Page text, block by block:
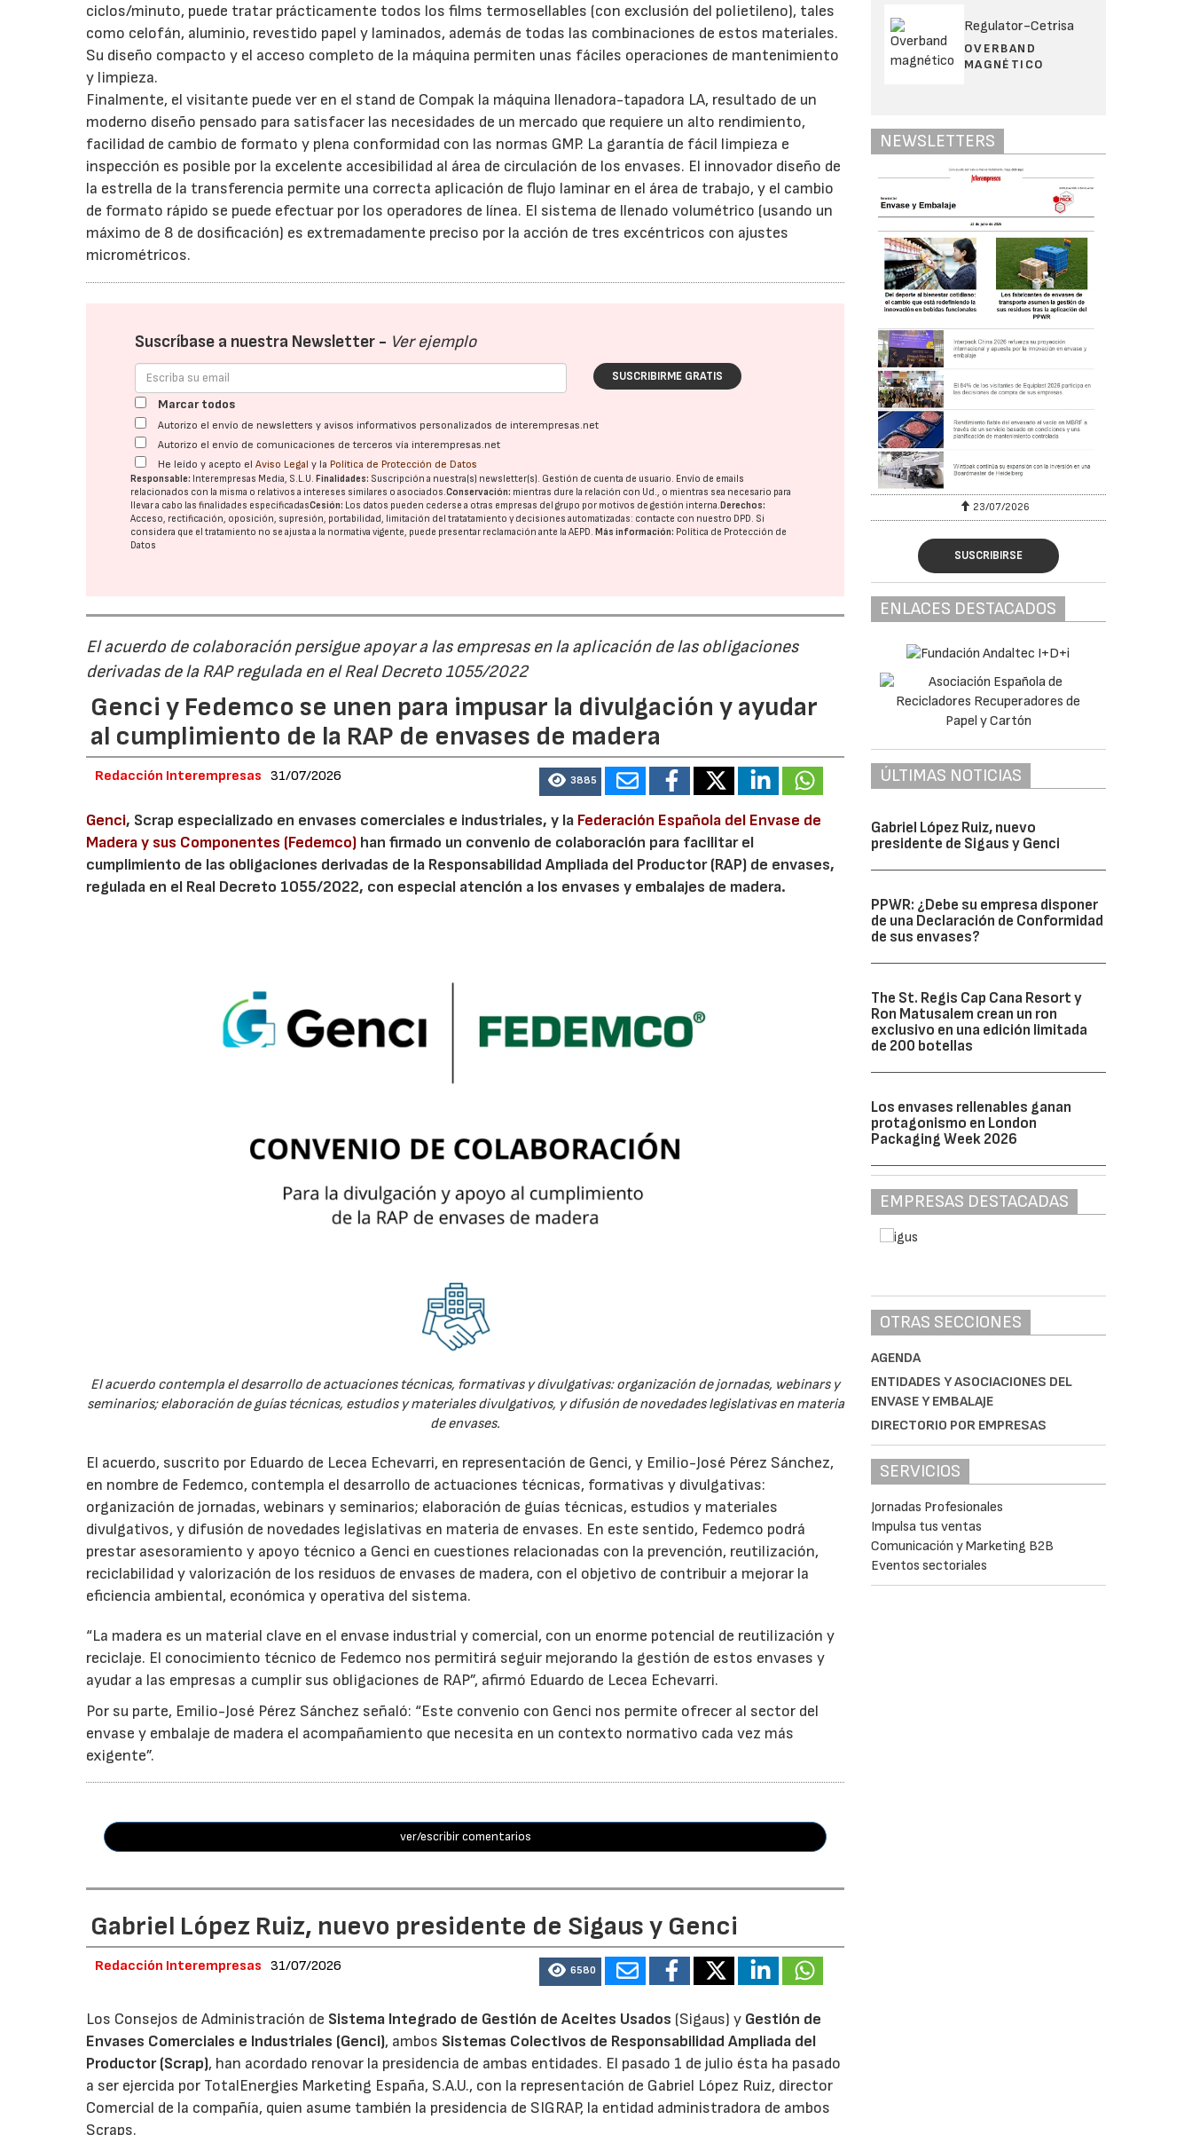
ciclos/minuto, puede tratar prácticamente todos los films termosellables (con exclusión del polietileno), tales
como celofán, aluminio, revestido papel y laminados, además de todas las combinaciones de estos materiales.
Su diseño compacto y el acceso completo de la máquina permiten unas fáciles operaciones de mantenimiento
y limpieza.
Finalmente, el visitante puede ver en el stand de Compak la máquina llenadora-tapadora LA, resultado de un
moderno diseño pensado para satisfacer las necesidades de un mercado que requiere un alto rendimiento,
facilidad de cambio de formato y plena conformidad con las normas GMP. La garantía de fácil limpieza e
inspección es posible por la excelente accesibilidad al área de circulación de los envases. El innovador diseño de
la estrella de la transferencia permite una correcta aplicación de flujo laminar en el área de trabajo, y el cambio
de formato rápido se puede efectuar por los operadores de línea. El sistema de llenado volumétrico (usando un
máximo de 8 de dosificación) es extremadamente preciso por la acción de tres excéntricos con ajustes
micrométricos.
Suscríbase a nuestra Newsletter - Ver ejemplo
SUSCRIBIRME GRATIS
Marcar todos
Autorizo el envío de newsletters y avisos informativos personalizados de interempresas.net
Autorizo el envío de comunicaciones de terceros vía interempresas.net
He leído y acepto elAviso Legal y la Política de Protección de Datos
Responsable: Interempresas Media, S.L.U.Finalidades: Suscripción a nuestra(s) newsletter(s). Gestión de cuenta de usuario. Envío de emails
relacionados con la misma o relativos a intereses similares o asociados.Conservación: mientras dure la relación con Ud., o mientras sea necesario para
llevar a cabo las finalidades especificadasCesión: Los datos pueden cederse a otras empresas del grupo por motivos de gestión interna.Derechos:
Acceso, rectificación, oposición, supresión, portabilidad, limitación del tratatamiento y decisiones automatizadas: contacte con nuestro DPD. Si
considera que el tratamiento no se ajusta a la normativa vigente, puede presentar reclamación ante laAEPD.Más información: Política de Protección de
Datos
El acuerdo de colaboración persigue apoyar a las empresas en la aplicación de las obligaciones
derivadas de la RAP regulada en el Real Decreto 1055/2022
Genci y Fedemco se unen para impusar la divulgación y ayudar
al cumplimiento de la RAP de envases de madera
Redacción Interempresas 31/07/2026 3885
Genci, Scrap especializado en envases comerciales e industriales, y la Federación Española del Envase de
Madera y sus Componentes (Fedemco) han firmado un convenio de colaboración para facilitar el
cumplimiento de las obligaciones derivadas de la Responsabilidad Ampliada del Productor (RAP) de envases,
regulada en el Real Decreto 1055/2022, con especial atención a los envases y embalajes de madera.
El acuerdo contempla el desarrollo de actuaciones técnicas, formativas y divulgativas: organización de jornadas, webinars y
seminarios; elaboración de guías técnicas, estudios y materiales divulgativos, y difusión de novedades legislativas en materia
de envases.
El acuerdo, suscrito por Eduardo de Lecea Echevarri, en representación de Genci, y Emilio-José Pérez Sánchez,
en nombre de Fedemco, contempla el desarrollo de actuaciones técnicas, formativas y divulgativas:
organización de jornadas, webinars y seminarios; elaboración de guías técnicas, estudios y materiales
divulgativos, y difusión de novedades legislativas en materia de envases. En este sentido, Fedemco podrá
prestar asesoramiento y apoyo técnico a Genci en cuestiones relacionadas con la prevención, reutilización,
reciclabilidad y valorización de los residuos de envases de madera, con el objetivo de contribuir a mejorar la
eficiencia ambiental, económica y operativa del sistema.
“La madera es un material clave en el envase industrial y comercial, con un enorme potencial de reutilización y
reciclaje. El conocimiento técnico de Fedemco nos permitirá seguir mejorando la gestión de estos envases y
ayudar a las empresas a cumplir sus obligaciones de RAP”, afirmó Eduardo de Lecea Echevarri.
Por su parte, Emilio-José Pérez Sánchez señaló: “Este convenio con Genci nos permite ofrecer al sector del
envase y embalaje de madera el acompañamiento que necesita en un contexto normativo cada vez más
exigente”.
ver/escribir comentarios
Gabriel López Ruiz, nuevo presidente de Sigaus y Genci
Redacción Interempresas 31/07/2026 6580
Los Consejos de Administración de Sistema Integrado de Gestión de Aceites Usados (Sigaus) y Gestión de
Envases Comerciales e Industriales (Genci), ambos Sistemas Colectivos de Responsabilidad Ampliada del
Productor (Scrap), han acordado renovar la presidencia de ambas entidades. El pasado 1 de julio ésta ha pasado
a ser ejercida por TotalEnergies Marketing España, S.A.U., con la representación de Gabriel López Ruiz, director
Comercial de la compañía, quien asume también la presidencia de SIGRAP, la entidad administradora de ambos
Scraps.
Regulator-Cetrisa
OVERBAND
MAGNÉTICO
NEWSLETTERS
23/07/2026 30/07/2026 23/07/2026
SUSCRIBIRSE
ENLACES DESTACADOS
ÚLTIMAS NOTICIAS
Gabriel López Ruiz, nuevo
presidente de Sigaus y Genci
PPWR: ¿Debe su empresa disponer
de una Declaración de Conformidad
de sus envases?
The St. Regis Cap Cana Resort y
Ron Matusalem crean un ron
exclusivo en una edición limitada
de 200 botellas
Los envases rellenables ganan
protagonismo en London
Packaging Week 2026
EMPRESAS DESTACADAS
OTRAS SECCIONES
AGENDA
ENTIDADES Y ASOCIACIONES DEL
ENVASE Y EMBALAJE
DIRECTORIO POR EMPRESAS
SERVICIOS
Jornadas Profesionales
Impulsa tus ventas
Comunicación y Marketing B2B
Eventos sectoriales